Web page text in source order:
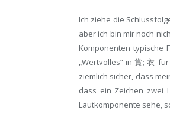
Ich ziehe die
aber ich bin mir noch
Komponenten typische
„Wertvolles” in 賞; 衣
ziemlich sicher, dass
dass ein Zeichen zwei
Lautkomponente sehe,